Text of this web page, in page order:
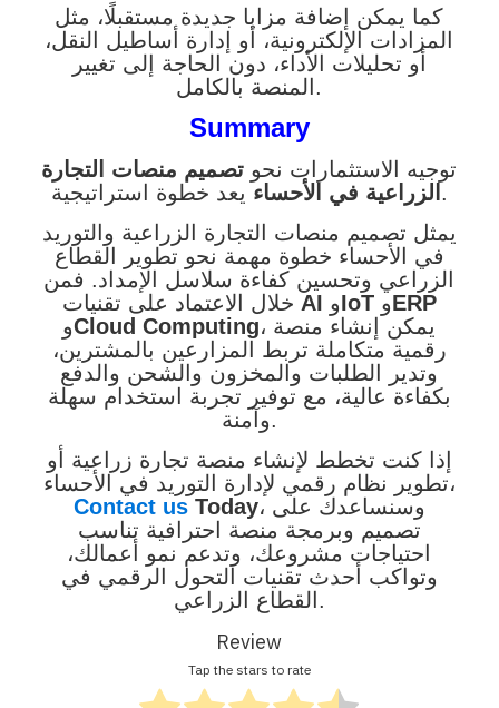
كما يمكن إضافة مزايا جديدة مستقبلًا، مثل
المزادات الإلكترونية، أو إدارة أساطيل النقل،
أو تحليلات الأداء، دون الحاجة إلى تغيير
المنصة بالكامل.
Summary
توجيه الاستثمارات نحو تصميم منصات التجارة
الزراعية في الأحساء يعد خطوة استراتيجية.
يمثل تصميم منصات التجارة الزراعية والتوريد
في الأحساء خطوة مهمة نحو تطوير القطاع
الزراعي وتحسين كفاءة سلاسل الإمداد. فمن
AI وIoT وERP
وCloud Computing، يمكن إنشاء منصة
رقمية متكاملة تربط المزارعين بالمشترين،
وتدير الطلبات والمخزون والشحن والدفع
بكفاءة عالية، مع توفير تجربة استخدام سهلة
وآمنة.
إذا كنت تخطط لإنشاء منصة تجارة زراعية أو
تطوير نظام رقمي لإدارة التوريد في الأحساء،
Contact usToday، وسنساعدك على
تصميم وبرمجة منصة احترافية تناسب
احتياجات مشروعك، وتدعم نمو أعمالك،
وتواكب أحدث تقنيات التحول الرقمي في
القطاع الزراعي.
Review
Tap the stars to rate